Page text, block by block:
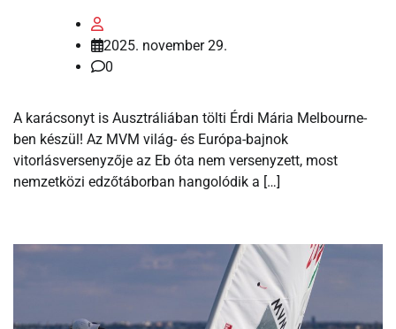
2025. november 29.
0
A karácsonyt is Ausztráliában tölti Érdi Mária Melbourne-
ben készül! Az MVM világ- és Európa-bajnok
vitorlásversenyzője az Eb óta nem versenyzett, most
nemzetközi edzőtáborban hangolódik a […]